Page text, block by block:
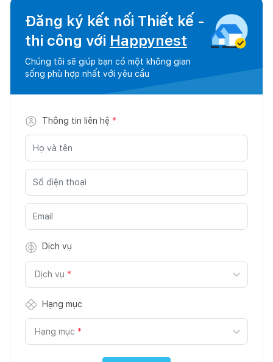
Đăng ký kết nối Thiết kế -
thi công với Happynest
Chúng tôi sẽ giúp bạn có một không gian
sống phù hợp nhất với yêu cầu
Thông tin liên hệ *
Dịch vụ
Dịch vụ *
Hạng mục
Hạng mục *